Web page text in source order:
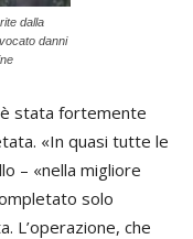
dalla
danni
è stata fortemente
«In quasi tutte le
– «nella migliore
solo
L’operazione, che